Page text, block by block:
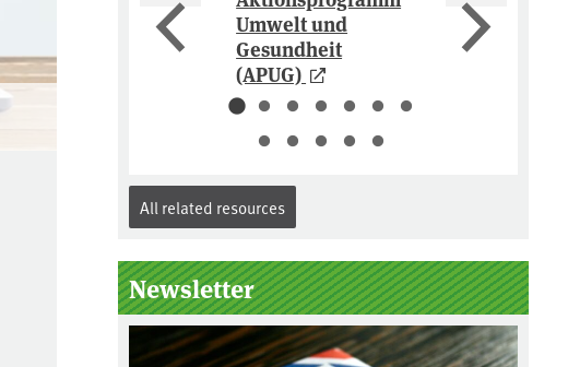
Umwelt und
Gesundheit
(APUG)
All related resources
Newsletter